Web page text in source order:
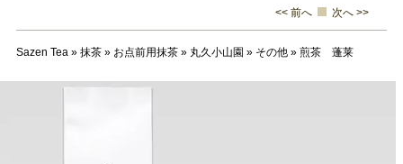
<< 前へ 次へ >>
Sazen Tea» 抹茶» お点前用抹茶» 丸久小山園 » その他 » 煎茶 蓬莱